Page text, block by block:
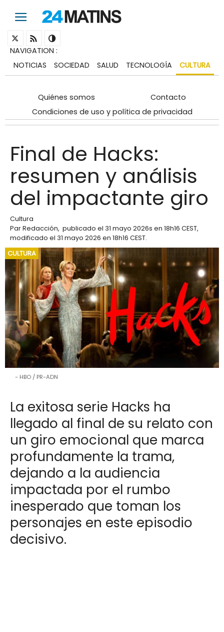
NAVIGATION :
NOTICIAS
SOCIEDAD SALUD TECNOLOGÍA CULTURA
Quiénes somos
Contacto
Condiciones de uso y política de privacidad
Final de Hacks:
resumen y análisis
del impactante giro
Cultura
ParRedacción, publicado el 31 mayo 2026s en 18h16 CEST,
modificado el 31 mayo 2026 en 18h16 CEST.
CULTURA
HBO / PR-ADN
La exitosa serie Hacks ha
llegado al final de su relato con
un giro emocional que marca
profundamente la trama,
dejando a la audiencia
impactada por el rumbo
inesperado que toman los
personajes en este episodio
decisivo.